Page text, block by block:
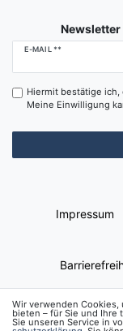
E-MAIL **
Newsletter
Hiermit bestätige ich,
Meine Einwilligung
Impressum
Wir verwenden Cookies,
bieten – für Sie und Ihre
Sie unseren Service in